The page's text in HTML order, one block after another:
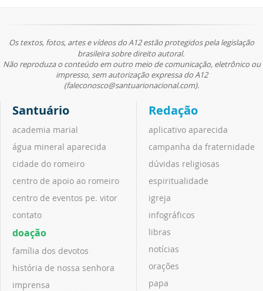
Os textos, fotos, artes e vídeos do A12 estão protegidos pela legislação
brasileira sobre direito autoral.
Não reproduza o conteúdo em outro meio de comunicação, eletrônico ou
impresso, sem autorização expressa do A12
(faleconosco@santuarionacional.com).
Santuário
academia marial
água mineral aparecida
cidade do romeiro
centro de apoio ao romeiro
centro de eventos pe. vitor
contato
doação
família dos devotos
história de nossa senhora
imprensa
Redação
aplicativo aparecida
campanha da fraternidade
dúvidas religiosas
espiritualidade
igreja
infográficos
libras
notícias
orações
papa